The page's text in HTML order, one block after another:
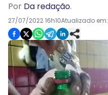
Por Da redação.
27/07/2022 16h10Atualizado em: